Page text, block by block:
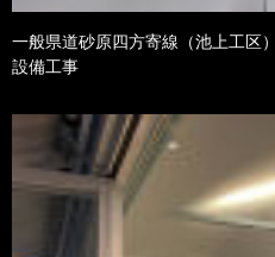
一般県道砂原四方寄線（池上工区
設備工事